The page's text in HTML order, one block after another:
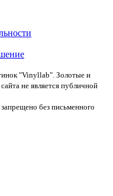
"Vinyllab". Золотые и
не является публичной
без письменного